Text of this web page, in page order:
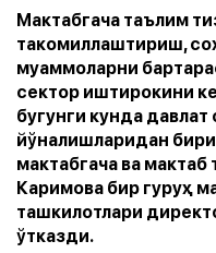
Мактабгача таълим
такомиллаштириш,
муаммоларни
сектор иштирокини
бугунги кунда
йўналишларидан
мактабгача ва
Каримова бир гуруҳ
ташкилотлари
ўтказди.